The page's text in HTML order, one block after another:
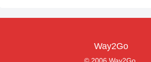
Way2Go
© 2006 Way2Go.